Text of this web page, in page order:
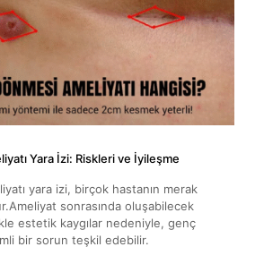
Yara İzi: Riskleri ve İyileşme
yara izi, birçok hastanın merak
sonrasında oluşabilecek
estetik kaygılar nedeniyle, genç
bir sorun teşkil edebilir.